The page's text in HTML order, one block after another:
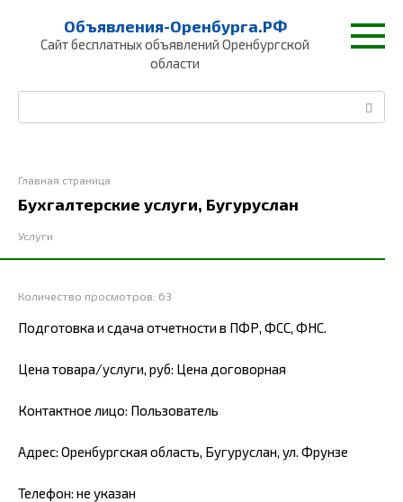
контенту
Объявления-Оренбурга.РФ
Сайт бесплатных объявлений Оренбургской
области
Главная страница
Бухгалтерские услуги, Бугуруслан
Услуги
Количество просмотров: 63
Подготовка и сдача отчетности в ПФР, ФСС, ФНС.
Цена товара/услуги, руб: Цена договорная
Контактное лицо: Пользователь
Адрес: Оренбургская область, Бугуруслан, ул. Фрунзе
Телефон: не указан